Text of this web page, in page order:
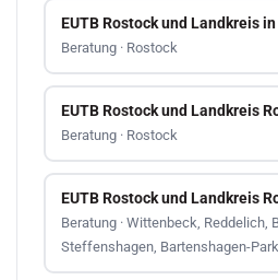
EUTB Rostock und Landkreis
Beratung · Rostock
EUTB Rostock und Landkreis
Beratung · Rostock
EUTB Rostock und Landkreis
Beratung · Wittenbeck, Reddelich,
Steffenshagen, Bartenshagen-